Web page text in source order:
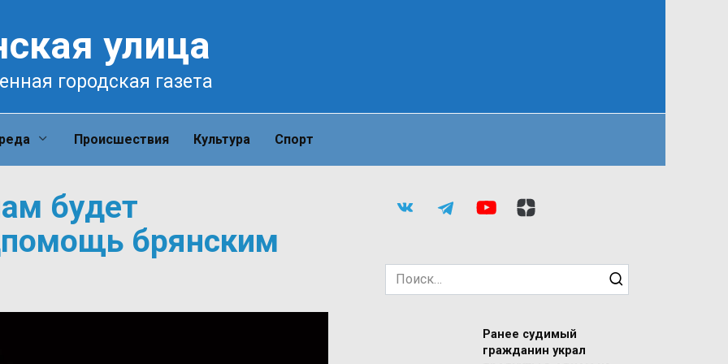
улица
городская газета
Происшествия Культура Спорт
будет
брянским
Search
for:
Ранее судимый
гражданин украл